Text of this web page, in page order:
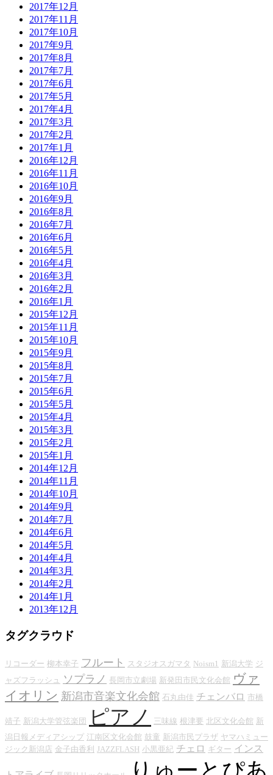
2017年12月
2017年11月
2017年10月
2017年9月
2017年8月
2017年7月
2017年6月
2017年5月
2017年4月
2017年3月
2017年2月
2017年1月
2016年12月
2016年11月
2016年10月
2016年9月
2016年8月
2016年7月
2016年6月
2016年5月
2016年4月
2016年3月
2016年2月
2016年1月
2015年12月
2015年11月
2015年10月
2015年9月
2015年8月
2015年7月
2015年6月
2015年5月
2015年4月
2015年3月
2015年2月
2015年1月
2014年12月
2014年11月
2014年10月
2014年9月
2014年7月
2014年6月
2014年5月
2014年4月
2014年3月
2014年2月
2014年1月
2013年12月
タグクラウド
リコーダー 柳本幸子 フルート スタジオスガマタ Noism1 新潟大学 ジ
ャズフラッシュ
ソプラノ 長岡市立劇場 新発田市民文化会館 ヴァ
イオリン 新潟市音楽文化会館 石丸由佳 チェンバロ 市橋
靖子 新潟大学管弦楽団 ピアノ 三味線 根津要 北区文化会館 新
潟日報メディアシップ 江南区文化会館 鼓童 新潟市民プラザ ヤマハミュー
ジック新潟店 金子由香利 JAZZFLASH 小黒亜紀 チェロ ギター インス